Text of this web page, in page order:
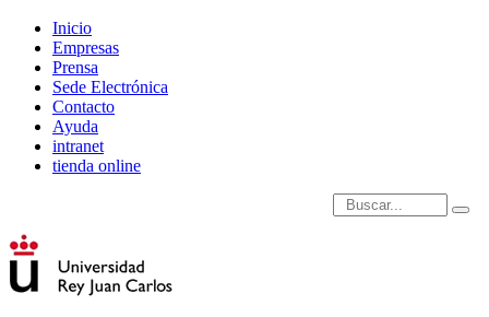
Inicio
Empresas
Prensa
Sede Electrónica
Contacto
Ayuda
intranet
tienda online
Introduce términos de